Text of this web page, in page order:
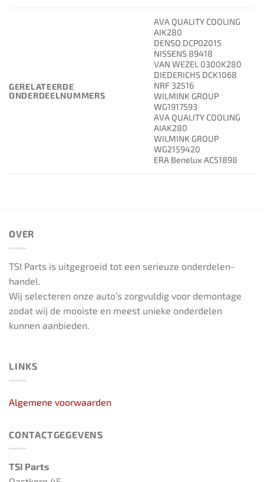
GERELATEERDE
ONDERDEELNUMMERS
AVA QUALITY COOLING
AIK280
DENSO DCP02015
NISSENS 89418
VAN WEZEL 0300K280
DIEDERICHS DCK1068
NRF 32516
WILMINK GROUP
WG1917593
AVA QUALITY COOLING
AIAK280
WILMINK GROUP
WG2159420
ERA Benelux AC51898
OVER
TSI Parts is uitgegroeid tot een serieuze onderdelen-
handel.
Wij selecteren onze auto’s zorgvuldig voor demontage
zodat wij de mooiste en meest unieke onderdelen
kunnen aanbieden.
LINKS
Algemene voorwaarden
CONTACTGEGEVENS
TSI Parts